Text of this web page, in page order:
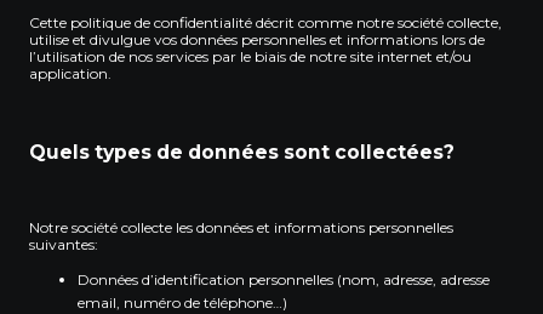
Cette politique de confidentialité décrit comme notre société collecte,
utilise et divulgue vos données personnelles et informations lors de
l’utilisation de nos services par le biais de notre site internet et/ou
application.
Quels types de données sont collectées?
Notre société collecte les données et informations personnelles
suivantes:
Données d’identification personnelles (nom, adresse, adresse
email, numéro de téléphone…)